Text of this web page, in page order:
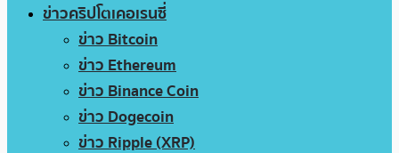
ข่าวคริปโตเคอเรนซี่
ข่าว Bitcoin
ข่าว Ethereum
ข่าว Binance Coin
ข่าว Dogecoin
ข่าว Ripple (XRP)